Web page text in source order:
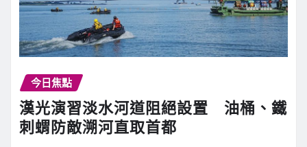
今日焦點
漢光演習淡水河道阻絕設置 油桶、鐵
刺蝟防敵溯河直取首都